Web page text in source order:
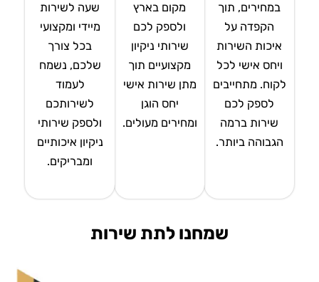
במחירים, תוך
הקפדה על
איכות השירות
ויחס אישי לכל
לקוח. מתחייבים
לספק לכם
שירות ברמה
הגבוהה ביותר.
מקום בארץ
ולספק לכם
שירותי ניקיון
מקצועיים תוך
מתן שירות אישי
יחס הוגן
ומחירים מעולים.
שעה לשירות
מיידי ומקצועי
בכל צורך
שלכם, נשמח
לעמוד
לשירותכם
ולספק שירותי
ניקיון איכותיים
ומבריקים.
שמחנו לתת שירות